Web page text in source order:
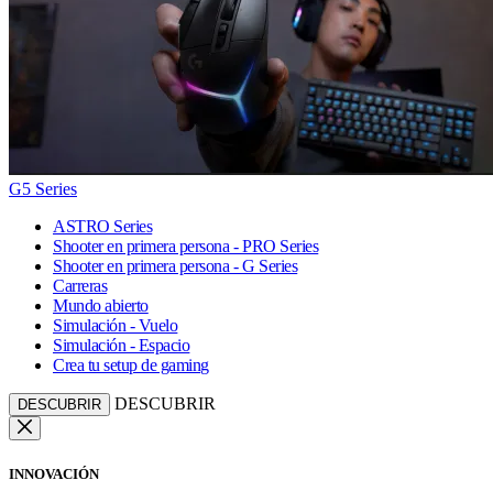
G5 Series
ASTRO Series
Shooter en primera persona - PRO Series
Shooter en primera persona - G Series
Carreras
Mundo abierto
Simulación - Vuelo
Simulación - Espacio
Crea tu setup de gaming
DESCUBRIR DESCUBRIR
INNOVACIÓN